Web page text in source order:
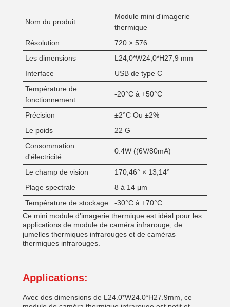
Nom du produit
Module mini d'imagerie
thermique
Résolution
720 × 576
Les dimensions
L24,0*W24,0*H27,9 mm
Interface
USB de type C
Température de
fonctionnement
-20°C à +50°C
Précision
±2°C Ou ±2%
Le poids
22 G
Consommation
d'électricité
0.4W ((6V/80mA)
Le champ de vision
170,46° × 13,14°
Plage spectrale
8 à 14 μm
Température de stockage
-30°C à +70°C
Ce mini module d'imagerie thermique est idéal pour les
applications de module de caméra infrarouge, de
jumelles thermiques infrarouges et de caméras
thermiques infrarouges.
Applications:
Avec des dimensions de L24.0*W24.0*H27.9mm, ce